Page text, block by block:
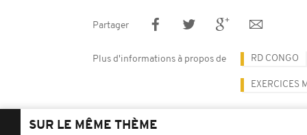
Partager
Plus d'informations à propos de RD CONGO
EXERCICES
SUR LE MÊME THÈME